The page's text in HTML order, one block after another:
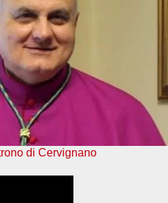
di Cervignano